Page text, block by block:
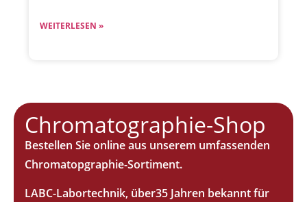
WEITERLESEN »
Chromatographie-Shop
Bestellen Sie online aus unserem umfassenden
Chromatopgraphie-Sortiment.
LABC-Labortechnik, über35 Jahren bekannt für